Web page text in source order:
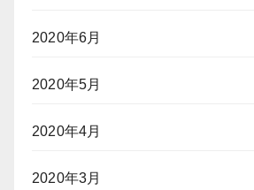
2020年6月
2020年5月
2020年4月
2020年3月